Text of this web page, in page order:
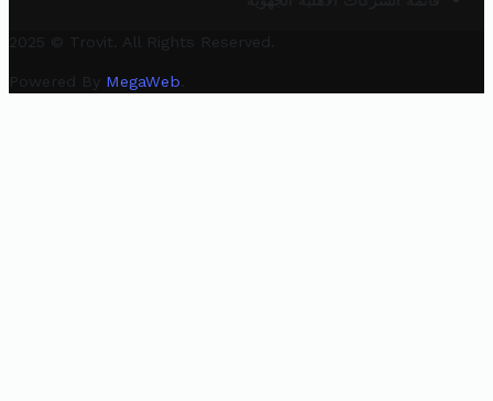
2025 © Trovit. All Rights Reserved.
Powered By MegaWeb